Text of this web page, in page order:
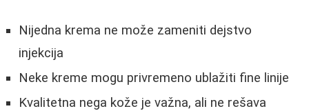
Nijedna krema ne može zameniti dejstvo
injekcija
Neke kreme mogu privremeno ublažiti fine linije
Kvalitetna nega kože je važna, ali ne rešava